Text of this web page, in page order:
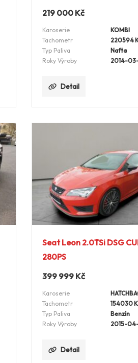
219 000 Kč
Karoserie
KOMBI
Tachometr
220594
Typ Paliva
Nafta
Roky Výroby
2014-
Detail
Seat Leon 2.0TSi DSG
280PS
399 999 Kč
Karoserie
Tachometr
154030
Typ Paliva
Benzín
Roky Výroby
2015-
Detail